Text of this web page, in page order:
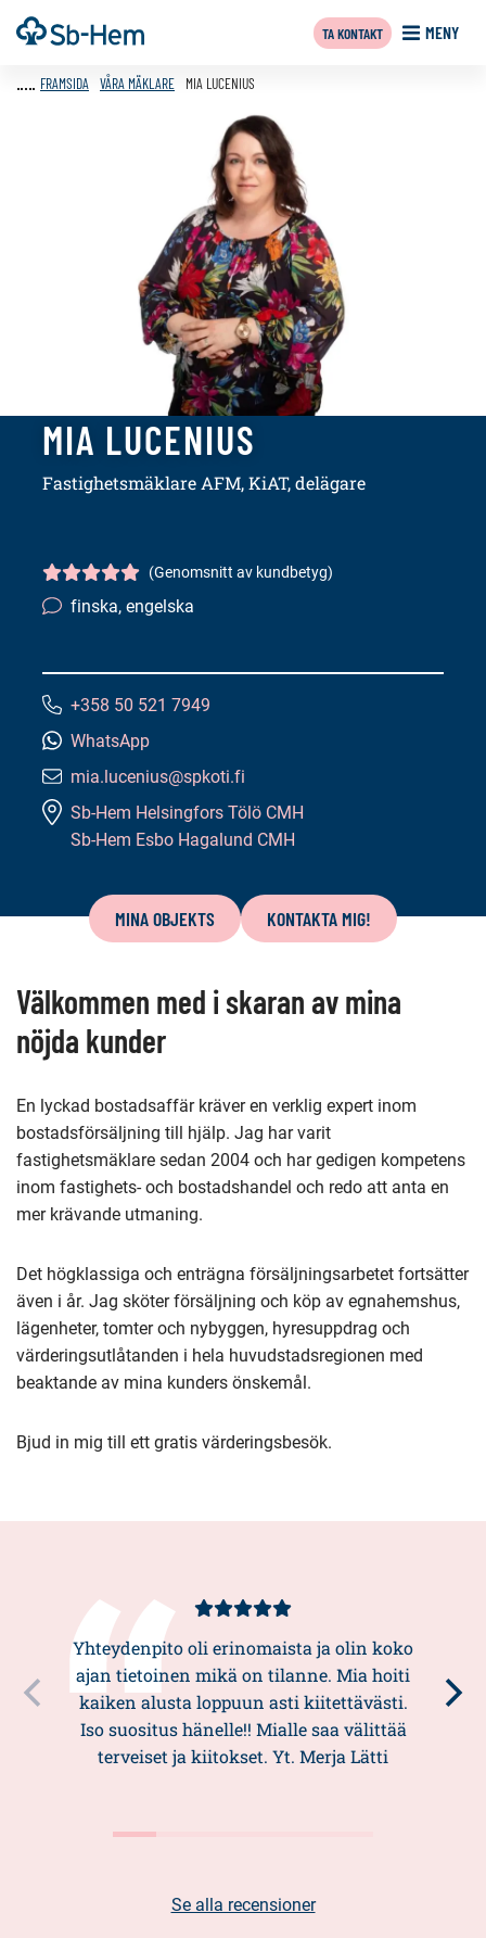
Till
innehållet
Framsida MENY
TA KONTAKT
FRAMSIDA VÅRA MÄKLARE MIA LUCENIUS
MIA LUCENIUS
Fastighetsmäklare AFM, KiAT, delägare
Kundbetyg
5/5
(Genomsnitt av kundbetyg)
Språkkunskaper:
finska, engelska
Telefonnummer:
+358 50 521 7949
WhatsApp
E-
postadress:
mia.lucenius@spkoti.fi
Sb-Hem Helsingfors Tölö CMH
Sb-Hem Esbo Hagalund CMH
på
sida
MINA OBJEKTS KONTAKTA MIG!
Välkommen med i skaran av mina
nöjda kunder
En lyckad bostadsaffär kräver en verklig expert inom
bostadsförsäljning till hjälp. Jag har varit
fastighetsmäklare sedan 2004 och har gedigen kompetens
inom fastighets- och bostadshandel och redo att anta en
mer krävande utmaning.
Det högklassiga och enträgna försäljningsarbetet fortsätter
även i år. Jag sköter försäljning och köp av egnahemshus,
lägenheter, tomter och nybyggen, hyresuppdrag och
värderingsutlåtanden i hela huvudstadsregionen med
beaktande av mina kunders önskemål.
Bjud in mig till ett gratis värderingsbesök.
Kundbetyg
5/5
Yhteydenpito oli erinomaista ja olin koko
ajan tietoinen mikä on tilanne. Mia hoiti
kaiken alusta loppuun asti kiitettävästi.
Iso suositus hänelle!! Mialle saa välittää
terveiset ja kiitokset. Yt. Merja Lätti
Se alla recensioner